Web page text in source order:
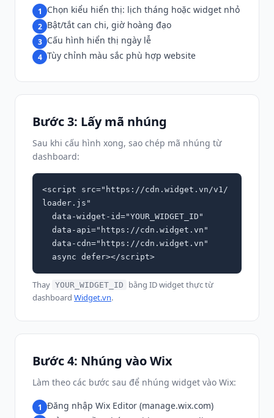
1 Chọn kiểu hiển thị: lịch tháng hoặc widget nhỏ
2 Bật/tắt can chi, giờ hoàng đạo
3 Cấu hình hiển thị ngày lễ
4 Tùy chỉnh màu sắc phù hợp website
Bước 3: Lấy mã nhúng
Sau khi cấu hình xong, sao chép mã nhúng từ
dashboard:
<script src="https://cdn.widget.vn/v1/
loader.js"
  async defer></script>
Thay YOUR_WIDGET_ID
bằng ID widget thực từ
dashboard Widget.vn.
Bước 4: Nhúng vào Wix
Làm theo các bước sau để nhúng widget vào Wix:
1 Đăng nhập Wix Editor (manage.wix.com)